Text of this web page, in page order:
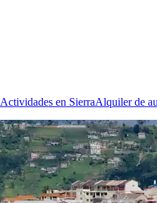
Actividades en SierraAlquiler de